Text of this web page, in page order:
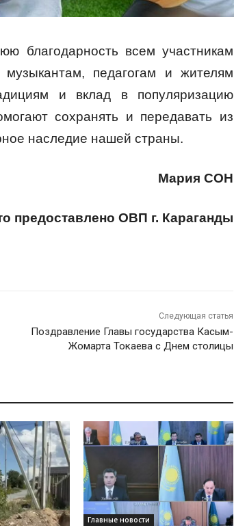
благодарность всем участникам
педагогам и жителям
и вклад в популяризацию
сохранять и передавать из
наследие нашей страны.
Мария СОН
предоставлено ОВП г. Караганды
Следующая статья
Поздравление Главы государства Касым-
Жомарта Токаева с Днем столицы
Главные новости